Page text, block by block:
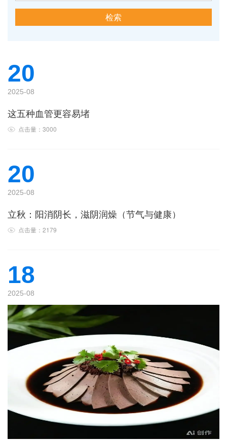
20
2025-08
这五种血管更容易堵
点击量：3000
20
2025-08
立秋：阳消阴长，滋阴润燥（节气与健康）
点击量：2179
18
2025-08